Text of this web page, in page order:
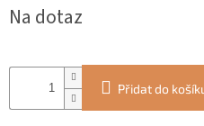
cena:
Na dotaz
Přidat do